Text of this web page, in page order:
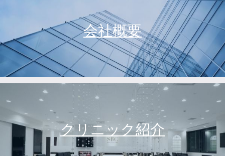
会社概要
クリニック紹介